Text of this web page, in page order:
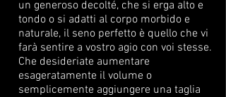
un generoso decolté, che si erga alto e
tondo o si adatti al corpo morbido e
naturale, il seno perfetto è quello che vi
farà sentire a vostro agio con voi stesse.
Che desideriate aumentare
esageratamente il volume o
semplicemente aggiungere una taglia